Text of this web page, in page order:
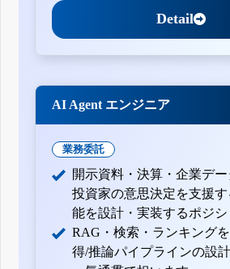
Detail
AI Agent エンジニア
業務委託
開示資料・決算・企業デー
投資家の意思決定を支援
能を設計・実装するポジシ
RAG・検索・ランキング
得/推論パイプラインの設